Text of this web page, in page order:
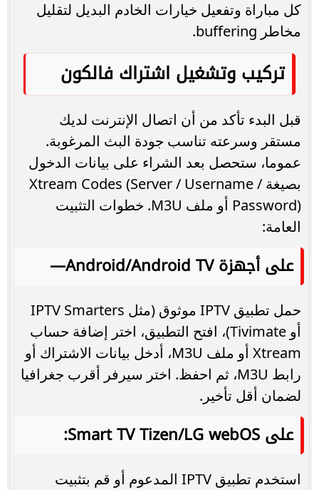
كل مباراة وتفعيل خيارات الخادم البديل لتقليل
مخاطر buffering.
تركيب وتشغيل اشتراك فالكون
قبل البدء تأكد من أن اتصال الإنترنت لديك
مستقر وسرعته تناسب جودة البث المرغوبة.
عموما، ستحصل بعد الشراء على بيانات الدخول
بصيغة Xtream Codes (Server / Username /
Password) أو ملف M3U. خطوات التثبيت
العامة:
على أجهزة Android/Android TV—
حمل تطبيق IPTV موثوق (مثل IPTV Smarters
أو Tivimate)، افتح التطبيق، اختر إضافة حساب
Xtream أو ملف M3U، أدخل بيانات الاشتراك أو
رابط M3U، ثم احفظ. اختر سيرفر أقرب جغرافيا
لضمان أقل تأخير.
على Smart TV Tizen/LG webOS:
استخدم تطبيق IPTV المدعوم أو قم بتثبيت